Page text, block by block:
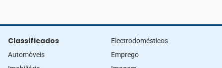
Classificados
Automòveis
Electrodomésticos
Emprego